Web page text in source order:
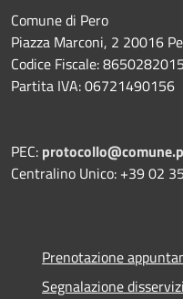
Comune di Pero
Piazza Marconi, 2 20016
Codice Fiscale:
Partita IVA: 06721490156
PEC:
Centralino Unico: +39 02
Prenotazione
Segnalazione